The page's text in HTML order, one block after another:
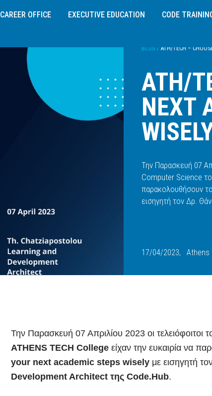
CAREER OFFICE EXECUTIVE EDUCATION CODE
BLOG / ATH/TECH –
ATH/
NEXT
Την Παρασκευή 07
Computer Science
παρακολουθήσουν
εισηγητή τον Δρ.
17/04/2023, Athens
Την Παρασκευή 07 Απριλίου 2023 οι
ATHENS TECH College είχαν την ευκαιρία να
your next academic steps wisely με εισηγητή
Development Architect της Code.Hub.
Διεύθυνση:
Σοφίας Σλήμαν 3,
FOLLOW ATH/TECH
iLEARN WEBMAIL ΠΟΛΙΤΙΚΗ ΑΠΟΡΡΗΤΟΥ
ΟΡΟΙ ΧΡΗΣΗΣ
©2026 ATH/TECH ALL RIGHTS RESERVED.